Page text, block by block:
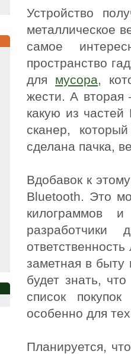
Устройство
металлическое
самое
пространство
для мусора,
жести. А вторая
какую из
сканер,
сделана пачка,
Вдобавок к
Bluetooth. Это
килограммов
заметная в быту
будет знать,
список
особенно для
Планируется,